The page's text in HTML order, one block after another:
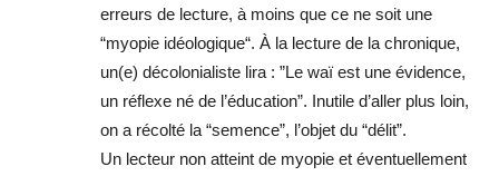
erreurs de lecture, à moins que ce ne soit une
“myopie idéologique“. À la lecture de la chronique,
un(e) décolonialiste lira : ”Le waï est une évidence,
un réflexe né de l’éducation”. Inutile d’aller plus loin,
on a récolté la “semence”, l’objet du “délit”.
Un lecteur non atteint de myopie et éventuellement